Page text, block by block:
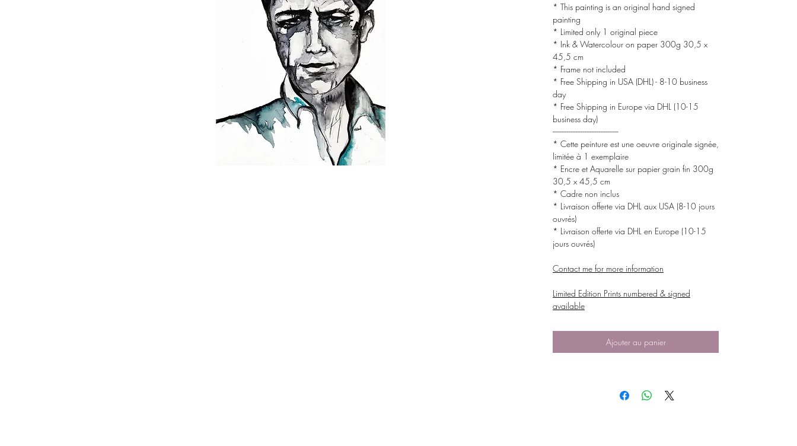
* This painting is an original hand signed
painting
* Limited only 1 original piece
* Ink & Watercolour on paper 300g 30,5 x
45,5 cm
* Frame not included
* Free Shipping in USA (DHL) - 8-10 business
day
* Free Shipping in Europe via DHL (10-15
business day)
-------------------------------------
* Cette peinture est une oeuvre originale signée,
limitée à 1 exemplaire
* Encre et Aquarelle sur papier grain fin 300g
30,5 x 45,5 cm
* Cadre non inclus
* Livraison offerte via DHL aux USA (8-10 jours
ouvrés)
* Livraison offerte via DHL en Europe (10-15
jours ouvrés)
Contact me for more information
Limited Edition Prints numbered & signed
available
Ajouter au panier